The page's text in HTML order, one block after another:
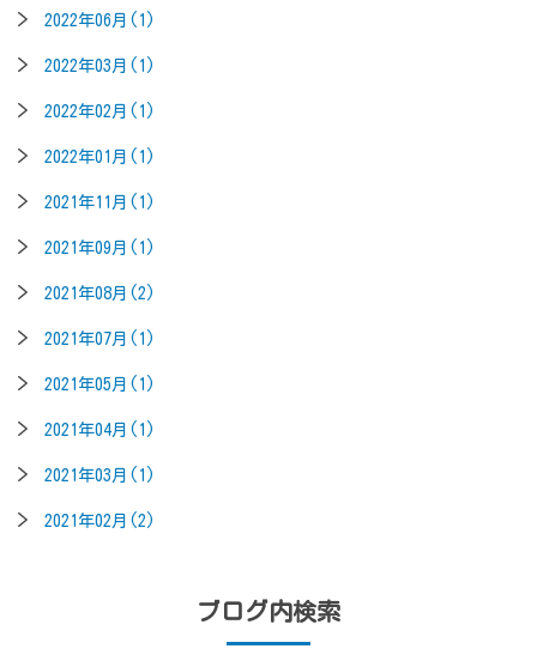
2022年06月(1)
2022年03月(1)
2022年02月(1)
2022年01月(1)
2021年11月(1)
2021年09月(1)
2021年08月(2)
2021年07月(1)
2021年05月(1)
2021年04月(1)
2021年03月(1)
2021年02月(2)
ブログ内検索